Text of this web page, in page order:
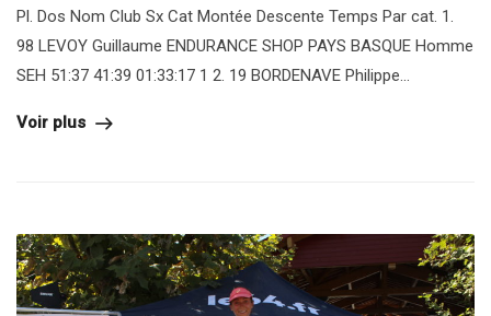
Pl. Dos Nom Club Sx Cat Montée Descente Temps Par cat. 1.
98 LEVOY Guillaume ENDURANCE SHOP PAYS BASQUE Homme
SEH 51:37 41:39 01:33:17 1 2. 19 BORDENAVE Philippe...
Voir plus